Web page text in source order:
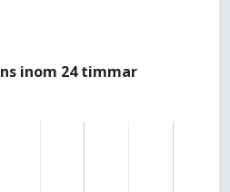
inom 24 timmar